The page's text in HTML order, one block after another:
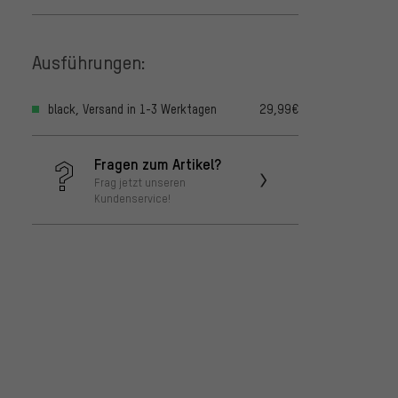
Ausführungen:
black, Versand in 1-3 Werktagen 29,99€
Fragen zum Artikel?
Frag jetzt unseren
Kundenservice!